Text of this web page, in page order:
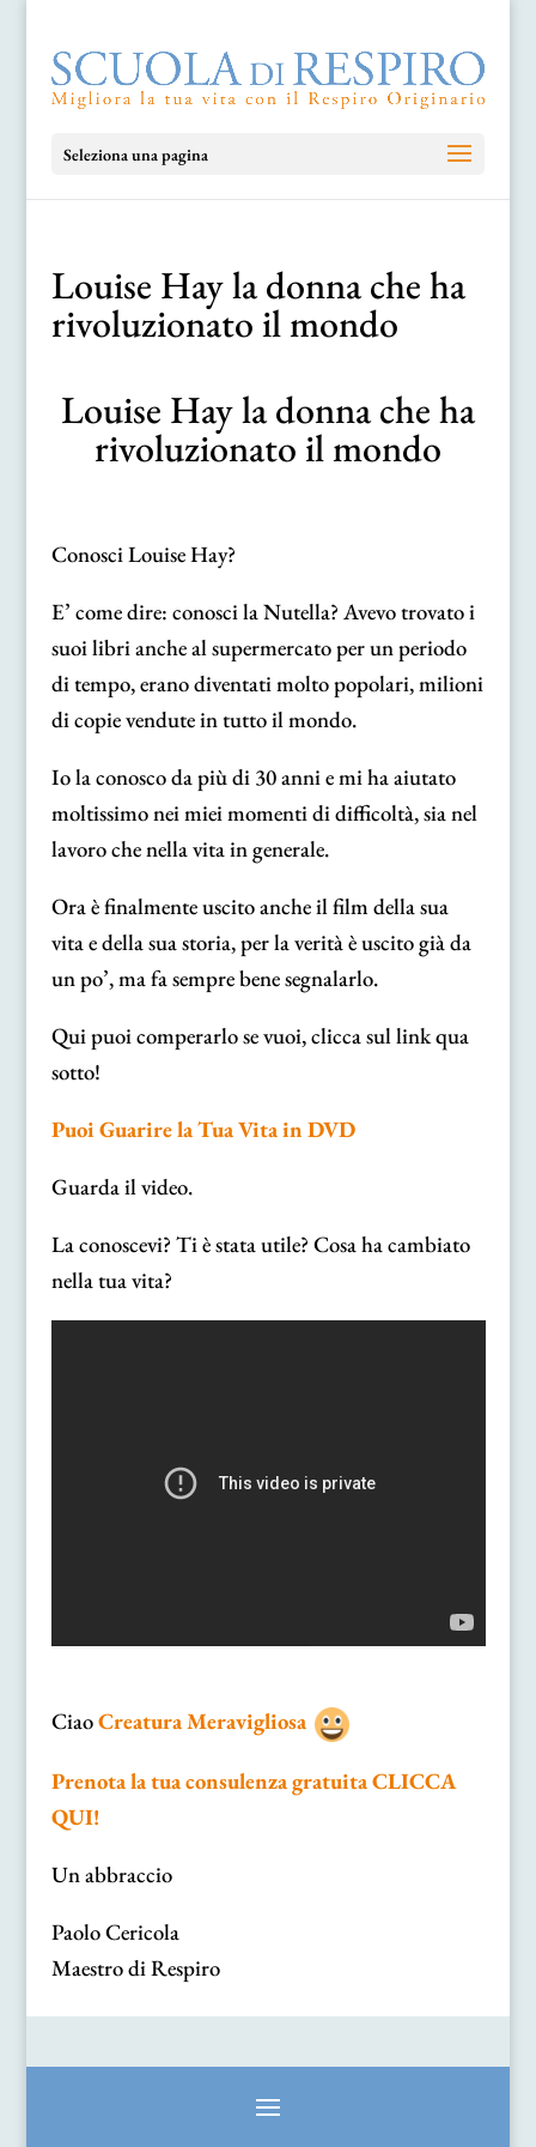
Seleziona una pagina
Louise Hay la donna che ha
rivoluzionato il mondo
Louise Hay la donna che ha
rivoluzionato il mondo
Conosci Louise Hay?
E’ come dire: conosci la Nutella? Avevo trovato i
suoi libri anche al supermercato per un periodo
di tempo, erano diventati molto popolari, milioni
di copie vendute in tutto il mondo.
Io la conosco da più di 30 anni e mi ha aiutato
moltissimo nei miei momenti di difficoltà, sia nel
lavoro che nella vita in generale.
Ora è finalmente uscito anche il film della sua
vita e della sua storia, per la verità è uscito già da
un po’, ma fa sempre bene segnalarlo.
Qui puoi comperarlo se vuoi, clicca sul link qua
sotto!
Puoi Guarire la Tua Vita in DVD
Guarda il video.
La conoscevi? Ti è stata utile? Cosa ha cambiato
nella tua vita?
CiaoCreatura Meravigliosa
Prenota la tua consulenza gratuita CLICCA
QUI!
Un abbraccio
Paolo Cericola
Maestro di Respiro